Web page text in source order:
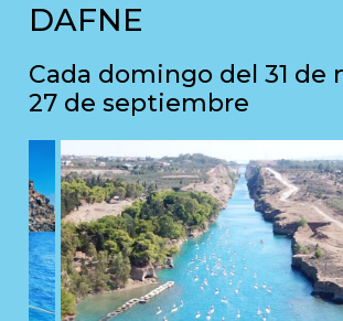
DAFNE
Cada domingo del 31 de
27 de septiembre